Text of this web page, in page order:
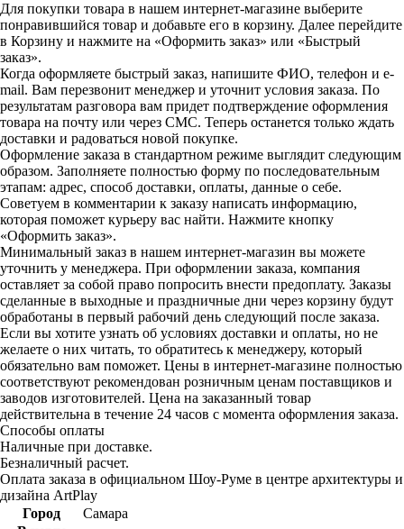
Для покупки товара в нашем интернет-магазине выберите
понравившийся товар и добавьте его в корзину. Далее перейдите
в Корзину и нажмите на «Оформить заказ» или «Быстрый
заказ».
Когда оформляете быстрый заказ, напишите ФИО, телефон и e-
mail. Вам перезвонит менеджер и уточнит условия заказа. По
результатам разговора вам придет подтверждение оформления
товара на почту или через СМС. Теперь останется только ждать
доставки и радоваться новой покупке.
Оформление заказа в стандартном режиме выглядит следующим
образом. Заполняете полностью форму по последовательным
этапам: адрес, способ доставки, оплаты, данные о себе.
Советуем в комментарии к заказу написать информацию,
которая поможет курьеру вас найти. Нажмите кнопку
«Оформить заказ».
Минимальный заказ в нашем интернет-магазин вы можете
уточнить у менеджера. При оформлении заказа, компания
оставляет за собой право попросить внести предоплату. Заказы
сделанные в выходные и праздничные дни через корзину будут
обработаны в первый рабочий день следующий после заказа.
Если вы хотите узнать об условиях доставки и оплаты, но не
желаете о них читать, то обратитесь к менеджеру, который
обязательно вам поможет. Цены в интернет-магазине полностью
соответствуют рекомендован розничным ценам поставщиков и
заводов изготовителей. Цена на заказанный товар
действительна в течение 24 часов с момента оформления заказа.
Способы оплаты
Наличные при доставке.
Безналичный расчет.
Оплата заказа в официальном Шоу-Руме в центре архитектуры и
дизайна ArtPlay
Город
Самара